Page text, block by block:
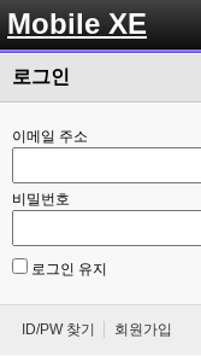
Mobile XE
로그인
이메일 주소
비밀번호
로그인 유지
ID/PW 찾기 회원가입